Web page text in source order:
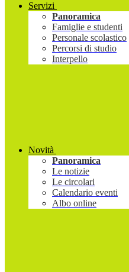
Servizi
Panoramica
Famiglie e studenti
Personale scolastico
Percorsi di studio
Interpello
Novità
Panoramica
Le notizie
Le circolari
Calendario eventi
Albo online